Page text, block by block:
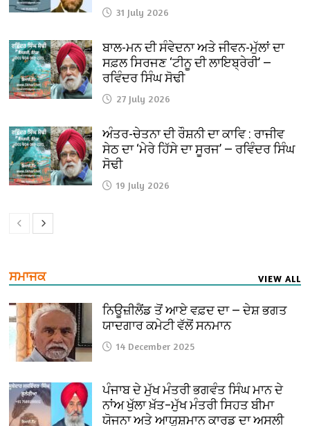
31 July 2026
ਬਾਲ-ਮਨ ਦੀ ਸੰਵੇਦਨਾ ਅਤੇ ਜੀਵਨ-ਮੁੱਲਾਂ ਦਾ
ਸਫ਼ਲ ਸਿਰਜਣ ‘ਟੀਨੂ ਦੀ ਲਾਇਬ੍ਰੇਰੀ’ —
ਰਵਿੰਦਰ ਸਿੰਘ ਸੋਢੀ
27 July 2026
ਅੰਤਰ-ਚੇਤਨਾ ਦੀ ਰੌਸ਼ਨੀ ਦਾ ਕਾਵਿ : ਰਾਜੀਵ
ਸੇਠ ਦਾ ‘ਮੇਰੇ ਹਿੱਸੇ ਦਾ ਸੂਰਜ’ — ਰਵਿੰਦਰ ਸਿੰਘ
ਸੋਢੀ
19 July 2026
ਸਮਾਜਕ VIEW ALL
ਨਿਊਜ਼ੀਲੈਂਡ ਤੋਂ ਆਏ ਵਫ਼ਦ ਦਾ — ਦੇਸ਼ ਭਗਤ
ਯਾਦਗਾਰ ਕਮੇਟੀ ਵੱਲੋਂ ਸਨਮਾਨ
14 December 2025
ਪੰਜਾਬ ਦੇ ਮੁੱਖ ਮੰਤਰੀ ਭਗਵੰਤ ਸਿੰਘ ਮਾਨ ਦੇ
ਨਾਂਅ ਖੁੱਲਾ ਖ਼ੱਤ–ਮੁੱਖ ਮੰਤਰੀ ਸਿਹਤ ਬੀਮਾ
ਯੋਜਨਾ ਅਤੇ ਆਯੁਸ਼ਮਾਨ ਕਾਰਡ ਦਾ ਅਸਲੀ